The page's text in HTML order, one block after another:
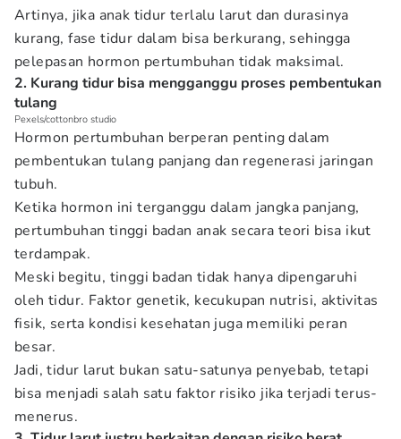
Artinya, jika anak tidur terlalu larut dan durasinya
kurang, fase tidur dalam bisa berkurang, sehingga
pelepasan hormon pertumbuhan tidak maksimal.
2. Kurang tidur bisa mengganggu proses pembentukan
tulang
Pexels/cottonbro studio
Hormon pertumbuhan berperan penting dalam
pembentukan tulang panjang dan regenerasi jaringan
tubuh.
Ketika hormon ini terganggu dalam jangka panjang,
pertumbuhan tinggi badan anak secara teori bisa ikut
terdampak.
Meski begitu, tinggi badan tidak hanya dipengaruhi
oleh tidur. Faktor genetik, kecukupan nutrisi, aktivitas
fisik, serta kondisi kesehatan juga memiliki peran
besar.
Jadi, tidur larut bukan satu-satunya penyebab, tetapi
bisa menjadi salah satu faktor risiko jika terjadi terus-
menerus.